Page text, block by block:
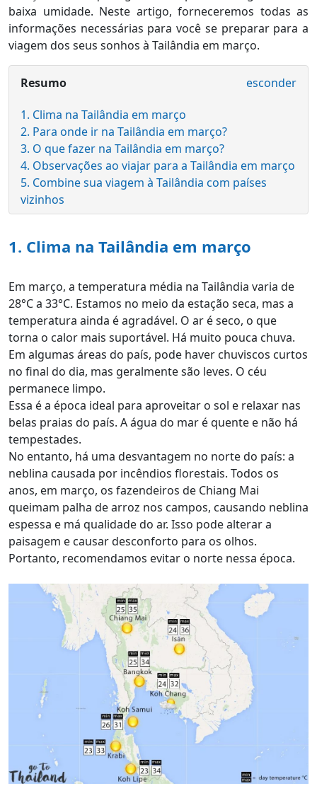
baixa umidade. Neste artigo, forneceremos todas as
informações necessárias para você se preparar para a
viagem dos seus sonhos à Tailândia em março.
Resumo esconder
1. Clima na Tailândia em março
2. Para onde ir na Tailândia em março?
3. O que fazer na Tailândia em março?
4. Observações ao viajar para a Tailândia em março
5. Combine sua viagem à Tailândia com países
vizinhos
1. Clima na Tailândia em março
Em março, a temperatura média na Tailândia varia de
28°C a 33°C. Estamos no meio da estação seca, mas a
temperatura ainda é agradável. O ar é seco, o que
torna o calor mais suportável. Há muito pouca chuva.
Em algumas áreas do país, pode haver chuviscos curtos
no final do dia, mas geralmente são leves. O céu
permanece limpo.
Essa é a época ideal para aproveitar o sol e relaxar nas
belas praias do país. A água do mar é quente e não há
tempestades.
No entanto, há uma desvantagem no norte do país: a
neblina causada por incêndios florestais. Todos os
anos, em março, os fazendeiros de Chiang Mai
queimam palha de arroz nos campos, causando neblina
espessa e má qualidade do ar. Isso pode alterar a
paisagem e causar desconforto para os olhos.
Portanto, recomendamos evitar o norte nessa época.